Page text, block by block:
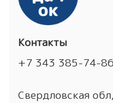
Контакты
+7 343 385-74-86
Свердловская